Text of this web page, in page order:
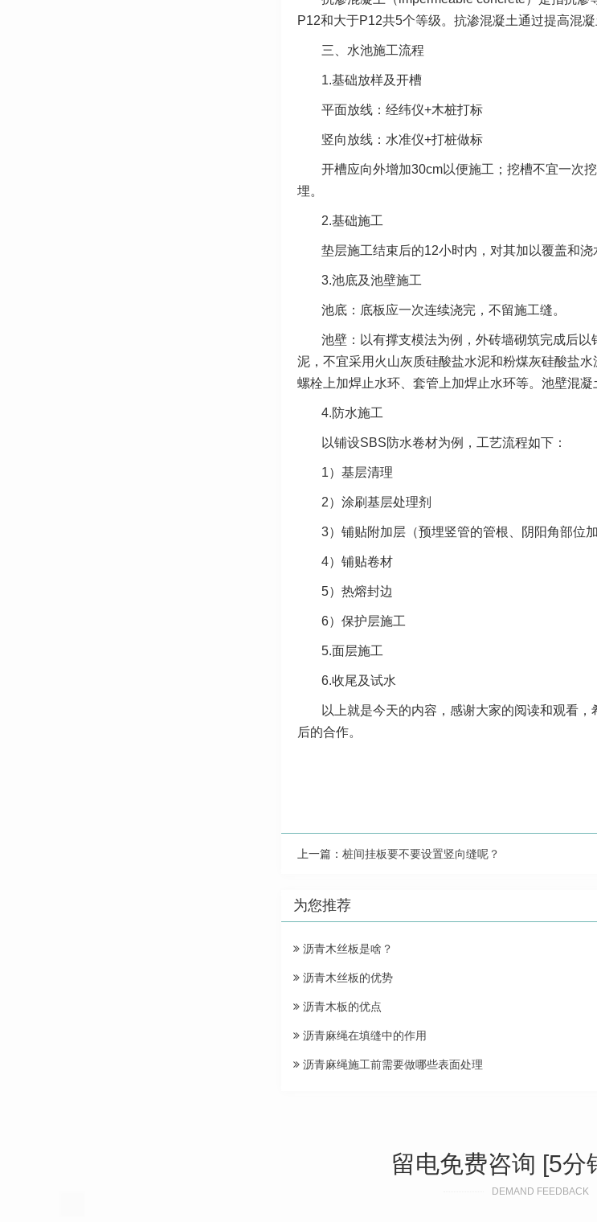
P12和大于P12共5个等级。抗渗混凝土通过提高混
三、水池施工流程
1.基础放样及开槽
平面放线：经纬仪+木桩打标
竖向放线：水准仪+打桩做标
开槽应向外增加30cm以便施工；挖槽不宜一次
埋。
2.基础施工
垫层施工结束后的12小时内，对其加以覆盖和浇
3.池底及池壁施工
池底：底板应一次连续浇完，不留施工缝。
池壁：以有撑支模法为例，外砖墙砌筑完成后
泥，不宜采用火山灰质硅酸盐水泥和粉煤灰硅酸盐
螺栓上加焊止水环、套管上加焊止水环等。池壁混凝
4.防水施工
以铺设SBS防水卷材为例，工艺流程如下：
1）基层清理
2）涂刷基层处理剂
3）铺贴附加层（预埋竖管的管根、阴阳角部位
4）铺贴卷材
5）热熔封边
6）保护层施工
5.面层施工
6.收尾及试水
以上就是今天的内容，感谢大家的阅读和观看
后的合作。
上一篇： 桩间挂板要不要设置竖向缝呢？
为您推荐
沥青木丝板是啥？
沥青木丝板的优势
沥青木板的优点
沥青麻绳在填缝中的作用
沥青麻绳施工前需要做哪些表面处理
留电免费咨询 [5分
DEMAND FEEDBACK